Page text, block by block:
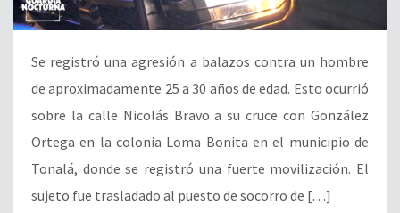
Se registró una agresión a balazos contra un hombre
de aproximadamente 25 a 30 años de edad. Esto ocurrió
sobre la calle Nicolás Bravo a su cruce con González
Ortega en la colonia Loma Bonita en el municipio de
Tonalá, donde se registró una fuerte movilización. El
sujeto fue trasladado al puesto de socorro de […]